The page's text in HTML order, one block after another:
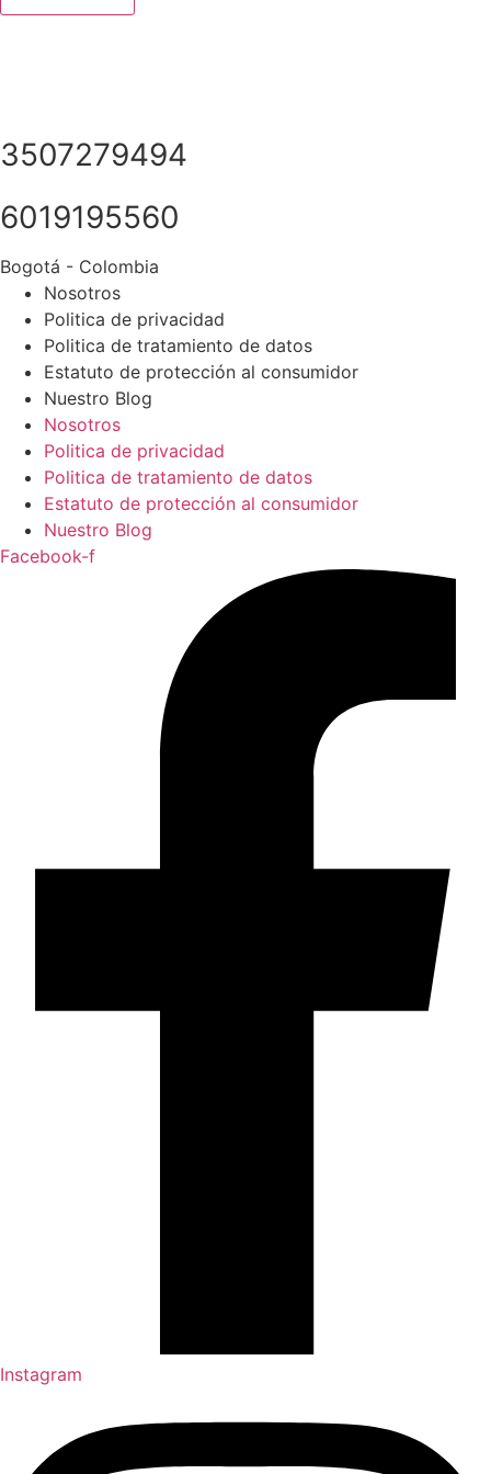
3507279494
6019195560
Bogotá - Colombia
Nosotros
Politica de privacidad
Politica de tratamiento de datos
Estatuto de protección al consumidor
Nuestro Blog
Nosotros
Politica de privacidad
Politica de tratamiento de datos
Estatuto de protección al consumidor
Nuestro Blog
Facebook-f
Instagram